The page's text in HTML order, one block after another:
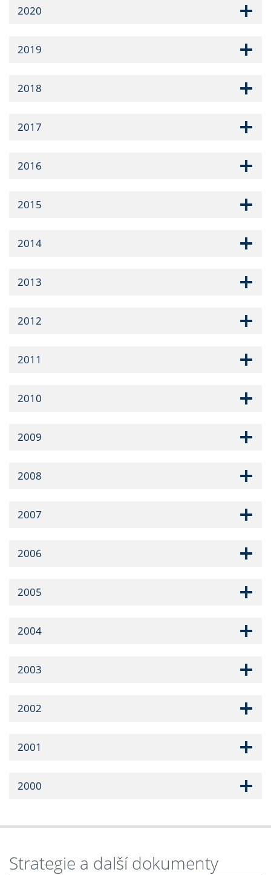
2020
2019
2018
2017
2016
2015
2014
2013
2012
2011
2010
2009
2008
2007
2006
2005
2004
2003
2002
2001
2000
Strategie a další dokumenty